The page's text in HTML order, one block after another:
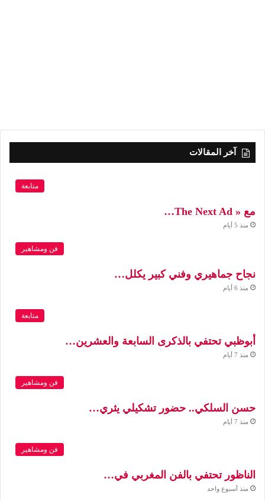
آخر المقالات
متابعة
مع « The Next Ad…
منذ 5 أيام
فن ومشاهير
نجاح جماهيري وفني كبير يكلل…
منذ 6 أيام
متابعة
أبوظبي تحتفي بالذكرى السابعة والعشرين…
منذ 7 أيام
فن ومشاهير
حسن السلكي.. حضور تشكيلي يثري…
منذ 7 أيام
فن ومشاهير
الناظور تحتفي بالفن المغربي في…
منذ أسبوع واحد